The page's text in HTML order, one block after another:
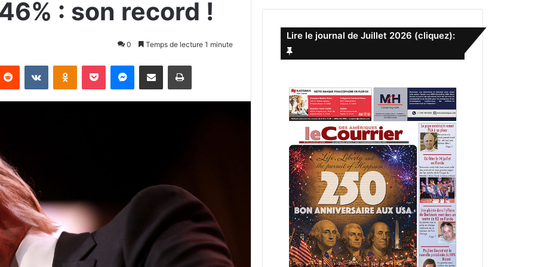
: son record !
0 Temps de lecture 1 minute
c
h
:
Lire le journal de Juillet 2026 (cliquez):